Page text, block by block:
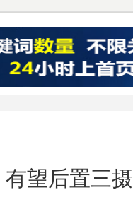
望后置三摄